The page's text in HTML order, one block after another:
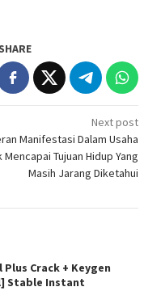
Next post
Manifestasi Dalam Usaha
Mencapai Tujuan Hidup Yang
Masih Jarang Diketahui
Plus Crack + Keygen
Stable Instant